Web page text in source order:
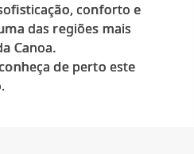
conforto e
das regiões mais
Canoa.
de perto este